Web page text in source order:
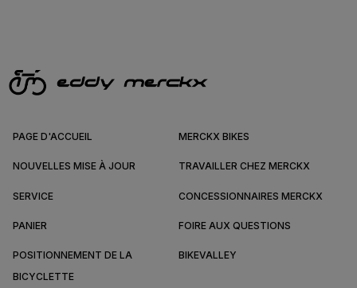
PAGE D'ACCUEIL MERCKX BIKES
NOUVELLES MISE À JOUR TRAVAILLER CHEZ MERCKX
SERVICE CONCESSIONNAIRES MERCKX
PANIER FOIRE AUX QUESTIONS
POSITIONNEMENT DE LA
BICYCLETTE
BIKEVALLEY